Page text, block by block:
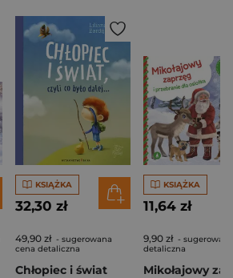
KSIĄŻKA
32,30 zł
49,90 zł - sugerowana
cena detaliczna
Chłopiec i świat
KSIĄŻKA
11,64 zł
9,90 zł -
detaliczna